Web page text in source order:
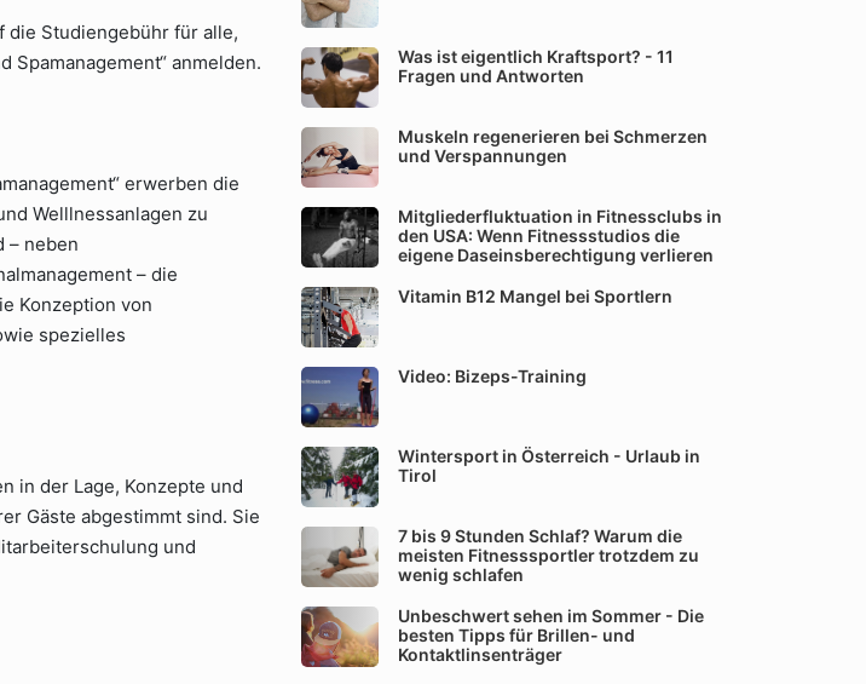
die Studiengebühr für alle,
Spamanagement“ anmelden.
erwerben die
Welllnessanlagen zu
– neben
– die
Konzeption von
spezielles
in der Lage, Konzepte und
Gäste abgestimmt sind. Sie
und
Was ist eigentlich Kraftsport? - 11
Fragen und Antworten
Muskeln regenerieren bei Schmerzen
und Verspannungen
Mitgliederfluktuation in Fitnessclubs in
den USA: Wenn Fitnessstudios die
eigene Daseinsberechtigung verlieren
Vitamin B12 Mangel bei Sportlern
Video: Bizeps-Training
Wintersport in Österreich - Urlaub in
Tirol
7 bis 9 Stunden Schlaf? Warum die
meisten Fitnesssportler trotzdem zu
wenig schlafen
Unbeschwert sehen im Sommer - Die
besten Tipps für Brillen- und
Kontaktlinsenträger